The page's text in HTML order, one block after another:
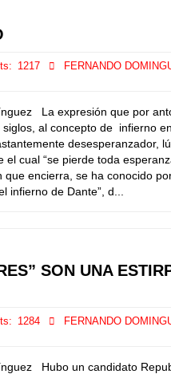
1217
FERNANDO
La expresión que por
siglos, al concepto de infierno
desesperanzador,
cual “se pierde toda
que encierra, se ha conocido
infierno de Dante”, d...
SON UNA
1284
FERNANDO
Hubo un candidato